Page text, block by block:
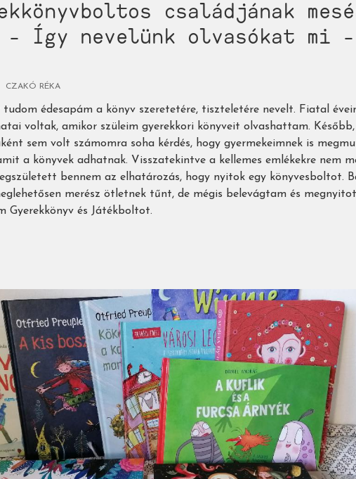
családjának
- Így nevelünk olvasókat mi
CZAKÓ RÉKA
édesapám a könyv szeretetére, tiszteletére nevelt. Fiatal
voltak, amikor szüleim gyerekkori könyveit olvashattam.
sem volt számomra soha kérdés, hogy gyermekeimnek is
a könyvek adhatnak. Visszatekintve a kellemes emlékekre nem
bennem az elhatározás, hogy nyitok egy könyvesboltot.
merész ötletnek tűnt, de mégis belevágtam és
Gyerekkönyv és Játékboltot.